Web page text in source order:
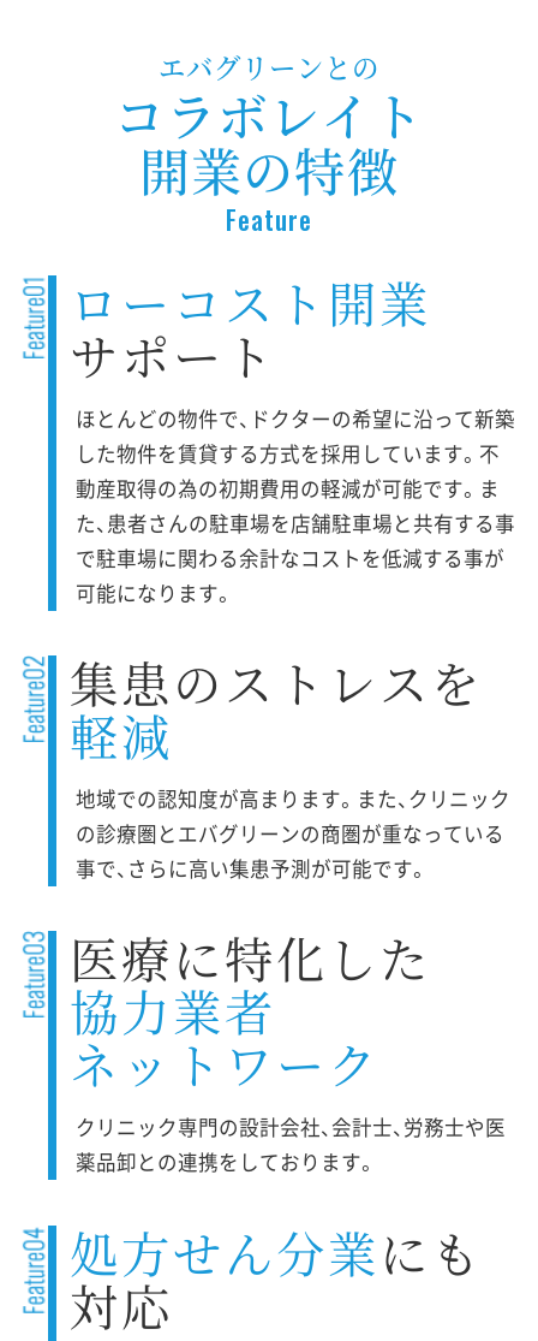
エバグリーンとの
コラボレイト
開業の特徴
Feature
ローコスト開業
サポート
ほとんどの物件で、ドクターの希望に沿って新築
した物件を賃貸する方式を採用しています。不
動産取得の為の初期費用の軽減が可能です。ま
た、患者さんの駐車場を店舗駐車場と共有する事
で駐車場に関わる余計なコストを低減する事が
可能になります。
集患のストレスを
軽減
地域での認知度が高まります。また、クリニック
の診療圏とエバグリーンの商圏が重なっている
事で、さらに高い集患予測が可能です。
医療に特化した
協力業者
ネットワーク
クリニック専門の設計会社、会計士、労務士や医
薬品卸との連携をしております。
処方せん分業にも
対応